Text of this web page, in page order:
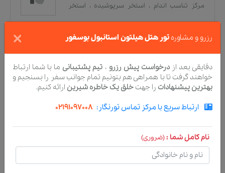
مرکز تناسب اندام ، استخر سرپوشیده ، استخر
روباز،بار،پذیرش [۲۴ ساعته] ،مرکز تناسب اندام،
استخر سرپوشیده
استخر روباز بار، مغازه‌ها،
پذیرش [۲۴ ساعته]
غذاخوری، نوشیدنی و تنقلات
صبحانه منوی انتخابی الکل،
ترتیب غذای
جایگزین
بطری آب
[قاره‌ای]
سرویس صبحانه
رزرو و مشاوره تور هتل هیلتون استانبول بوسفور ×
دقایقی بعد ازدرخواست پیش رزرو ، تیم پشتیبانی ما با شما ارتباط
خواهند گرفت تا با همراهی هم بتونیم تمام جوانب سفر را بسنجیم و
بهترین پیشنهادات را جهت خلق یک خاطره شیرین ارائه کنیم.
ارتباط سریع با مرکز تماس تورنگار: 02191097008
نام کامل شما :(ضروری)